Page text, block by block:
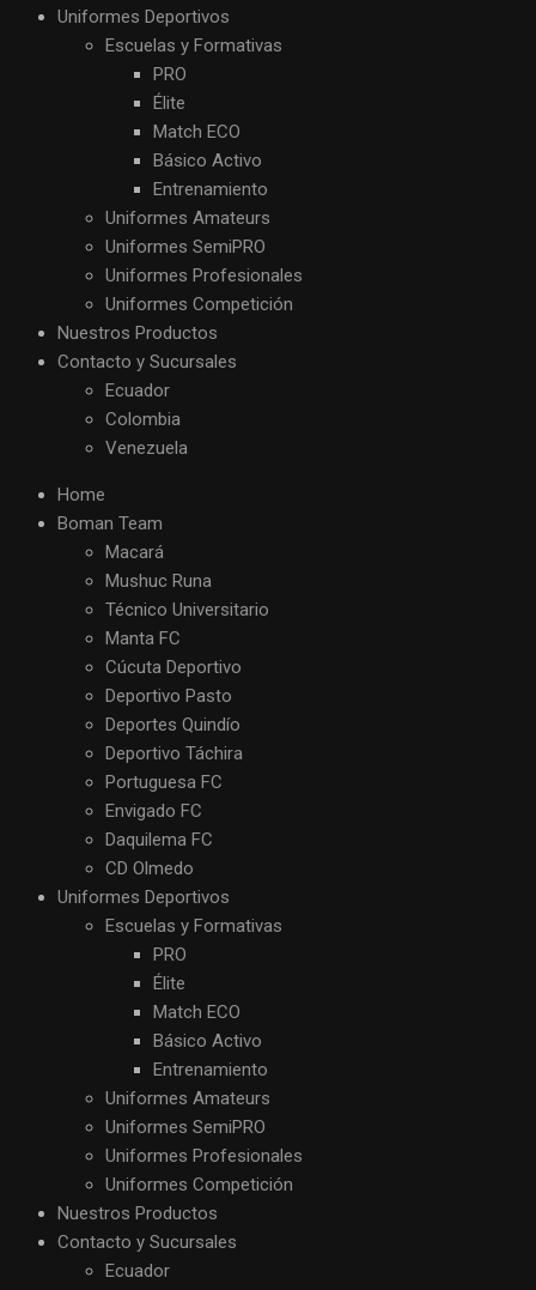
Uniformes Deportivos
Escuelas y Formativas
PRO
Élite
Match ECO
Básico Activo
Entrenamiento
Uniformes Amateurs
Uniformes SemiPRO
Uniformes Profesionales
Uniformes Competición
Nuestros Productos
Contacto y Sucursales
Ecuador
Colombia
Venezuela
Home
Boman Team
Macará
Mushuc Runa
Técnico Universitario
Manta FC
Cúcuta Deportivo
Deportivo Pasto
Deportes Quindío
Deportivo Táchira
Portuguesa FC
Envigado FC
Daquilema FC
CD Olmedo
Uniformes Deportivos
Escuelas y Formativas
PRO
Élite
Match ECO
Básico Activo
Entrenamiento
Uniformes Amateurs
Uniformes SemiPRO
Uniformes Profesionales
Uniformes Competición
Nuestros Productos
Contacto y Sucursales
Ecuador